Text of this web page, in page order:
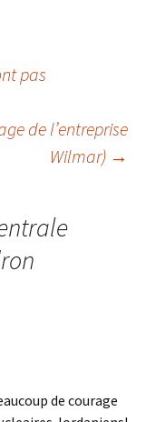
pas
de l’entreprise
Wilmar) →
de courage